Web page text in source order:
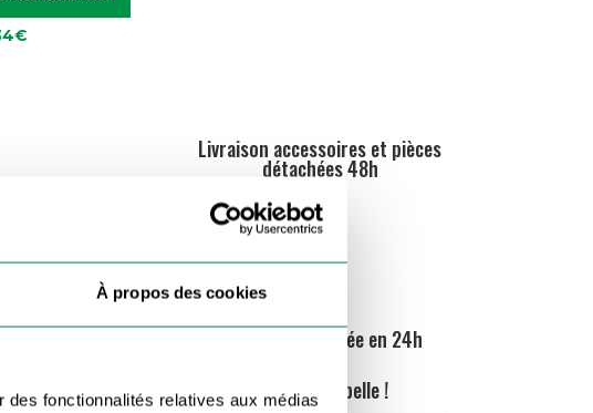
À propos des cookies
fonctionnalités relatives aux médias
€
Livraison accessoires et pièces
détachées 48h
Commande traitée en 24h
On vous rappelle !